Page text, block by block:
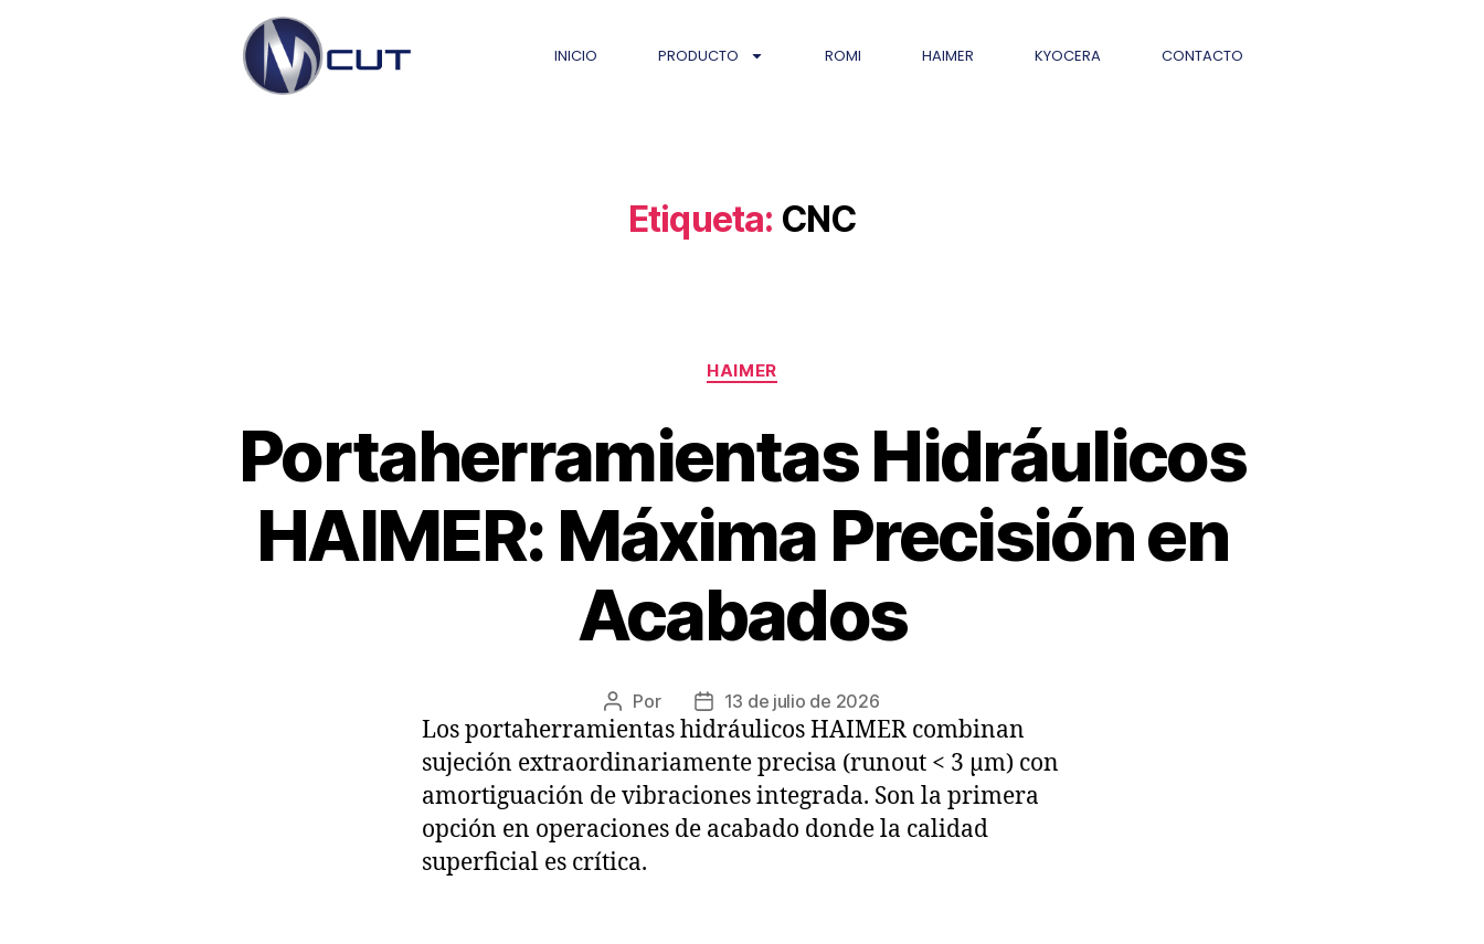
INICIO PRODUCTO ROMI HAIMER KYOCERA CONTACTO
Etiqueta: CNC
HAIMER
Portaherramientas Hidráulicos
HAIMER: Máxima Precisión en
Acabados
Por 13 de julio de 2026
Los portaherramientas hidráulicos HAIMER combinan
sujeción extraordinariamente precisa (runout < 3 µm) con
amortiguación de vibraciones integrada. Son la primera
opción en operaciones de acabado donde la calidad
superficial es crítica.